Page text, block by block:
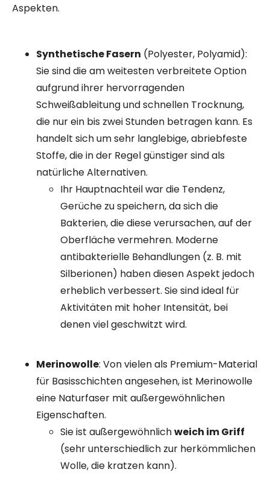
Aspekten.
Synthetische Fasern (Polyester, Polyamid):
Sie sind die am weitesten verbreitete Option
aufgrund ihrer hervorragenden
Schweißableitung und schnellen Trocknung,
die nur ein bis zwei Stunden betragen kann. Es
handelt sich um sehr langlebige, abriebfeste
Stoffe, die in der Regel günstiger sind als
natürliche Alternativen.
Ihr Hauptnachteil war die Tendenz,
Gerüche zu speichern, da sich die
Bakterien, die diese verursachen, auf der
Oberfläche vermehren. Moderne
antibakterielle Behandlungen (z. B. mit
Silberionen) haben diesen Aspekt jedoch
erheblich verbessert. Sie sind ideal für
Aktivitäten mit hoher Intensität, bei
denen viel geschwitzt wird.
Merinowolle: Von vielen als Premium-Material
für Basisschichten angesehen, ist Merinowolle
eine Naturfaser mit außergewöhnlichen
Eigenschaften.
Sie ist außergewöhnlichweich im Griff
(sehr unterschiedlich zur herkömmlichen
Wolle, die kratzen kann).